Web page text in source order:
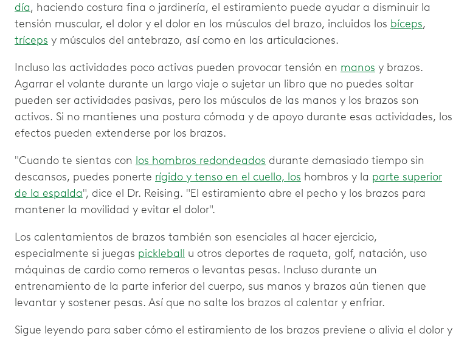
día, haciendo costura fina o jardinería, el estiramiento puede ayudar a disminuir la
tensión muscular, el dolor y el dolor en los músculos del brazo, incluidos los bíceps,
tríceps y músculos del antebrazo, así como en las articulaciones.
Incluso las actividades poco activas pueden provocar tensión en manos y brazos.
Agarrar el volante durante un largo viaje o sujetar un libro que no puedes soltar
pueden ser actividades pasivas, pero los músculos de las manos y los brazos son
activos. Si no mantienes una postura cómoda y de apoyo durante esas actividades, los
efectos pueden extenderse por los brazos.
"Cuando te sientas con los hombros redondeados durante demasiado tiempo sin
descansos, puedes ponerte rígido y tenso en el cuello, los hombros y la parte superior
de la espalda", dice el Dr. Reising. "El estiramiento abre el pecho y los brazos para
mantener la movilidad y evitar el dolor".
Los calentamientos de brazos también son esenciales al hacer ejercicio,
especialmente si juegas pickleball u otros deportes de raqueta, golf, natación, uso
máquinas de cardio como remeros o levantas pesas. Incluso durante un
entrenamiento de la parte inferior del cuerpo, sus manos y brazos aún tienen que
levantar y sostener pesas. Así que no salte los brazos al calentar y enfriar.
Sigue leyendo para saber cómo el estiramiento de los brazos previene o alivia el dolor y